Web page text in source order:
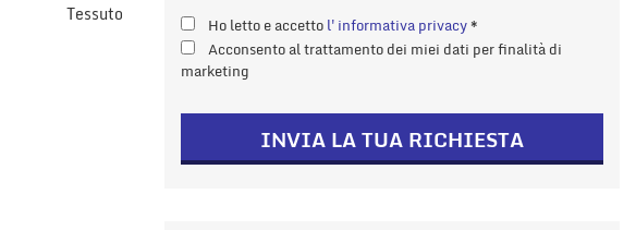
Tessuto Ho letto e accettol'informativa privacy*
Acconsento al trattamento dei miei dati per finalità di
marketing
INVIA LA TUA RICHIESTA